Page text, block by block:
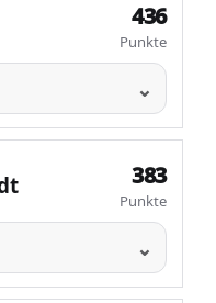
436
Punkte
383
Punkte